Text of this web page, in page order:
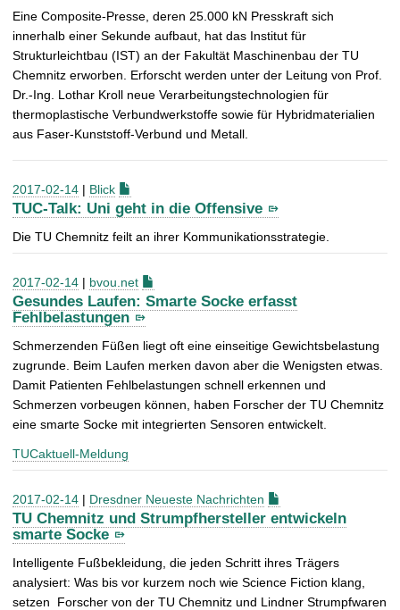
Eine Composite-Presse, deren 25.000 kN Presskraft sich
innerhalb einer Sekunde aufbaut, hat das Institut für
Strukturleichtbau (IST) an der Fakultät Maschinenbau der TU
Chemnitz erworben. Erforscht werden unter der Leitung von Prof.
Dr.-Ing. Lothar Kroll neue Verarbeitungstechnologien für
thermoplastische Verbundwerkstoffe sowie für Hybridmaterialien
aus Faser-Kunststoff-Verbund und Metall.
2017-02-14 | Blick
TUC-Talk: Uni geht in die Offensive
Die TU Chemnitz feilt an ihrer Kommunikationsstrategie.
2017-02-14 | bvou.net
Gesundes Laufen: Smarte Socke erfasst
Fehlbelastungen
Schmerzenden Füßen liegt oft eine einseitige Gewichtsbelastung
zugrunde. Beim Laufen merken davon aber die Wenigsten etwas.
Damit Patienten Fehlbelastungen schnell erkennen und
Schmerzen vorbeugen können, haben Forscher der TU Chemnitz
eine smarte Socke mit integrierten Sensoren entwickelt.
TUCaktuell-Meldung
2017-02-14 | Dresdner Neueste Nachrichten
TU Chemnitz und Strumpfhersteller entwickeln
smarte Socke
Intelligente Fußbekleidung, die jeden Schritt ihres Trägers
analysiert: Was bis vor kurzem noch wie Science Fiction klang,
setzen Forscher von der TU Chemnitz und Lindner Strumpfwaren